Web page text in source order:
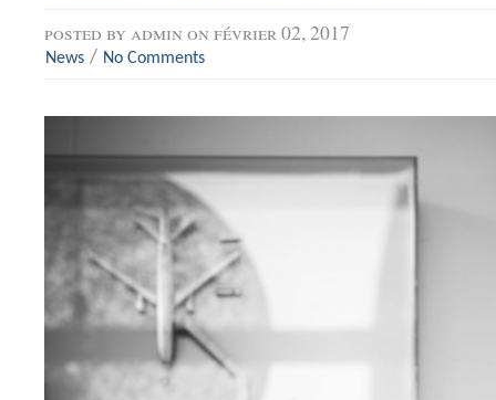
posted by admin on février 02, 2017
News / No Comments